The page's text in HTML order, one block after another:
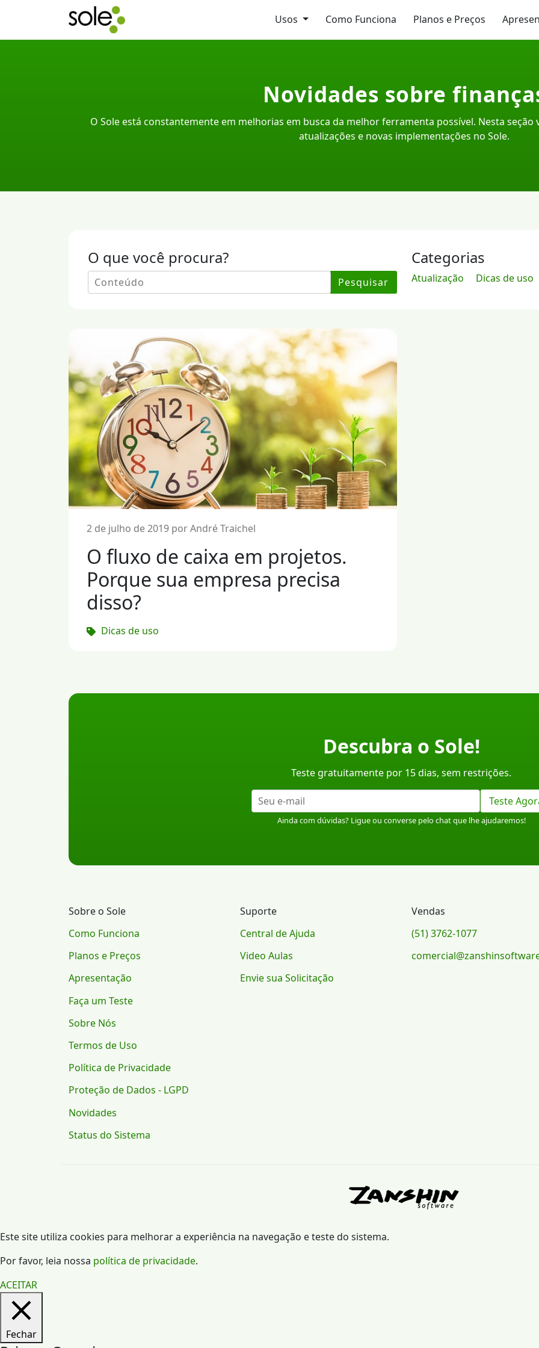
Usos Como Funciona Planos e Preços
Novidades sobre
O Sole está constantemente em melhorias em busca da melhor ferramenta possível. Nesta
atualizações e novas implementações no Sole.
O que você procura?
Pesquisar
Categorias
Atualização Dicas de uso
2 de julho de 2019 por André Traichel
O fluxo de caixa em projetos.
Porque sua empresa precisa
disso?
Dicas de uso
Descubra o Sole!
Teste gratuitamente por 15 dias, sem restrições.
Teste
Ainda com dúvidas? Ligue ou converse pelo chat que lhe ajudaremos!
Sobre o Sole
Como Funciona
Planos e Preços
Apresentação
Faça um Teste
Sobre Nós
Termos de Uso
Política de Privacidade
Proteção de Dados - LGPD
Novidades
Status do Sistema
Suporte
Central de Ajuda
Video Aulas
Envie sua Solicitação
Vendas
(51) 3762-1077
Este site utiliza cookies para melhorar a experiência na navegação e teste do sistema.
Por favor, leia nossa política de privacidade.
ACEITAR
Fechar